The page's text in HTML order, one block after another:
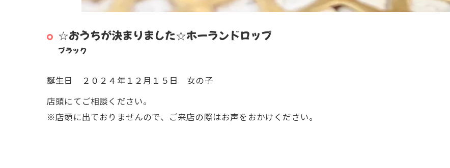
☆おうちが決まりました☆ホーランドロップ
ブラック
誕生日 ２０２４年１２月１５日 女の子
店頭にてご相談ください。
※店頭に出ておりませんので、ご来店の際はお声をおかけください。